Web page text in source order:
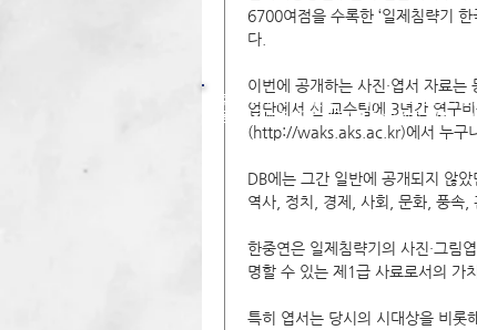
6700여점을 수록한 ‘일제침략기
다.
이번에 공개하는 사진·엽서 자료
업단에서 신 교수팀에 3년간 연구
(http://waks.aks.ac.kr)에서 누구
DB에는 그간 일반에 공개되지 않
역사, 정치, 경제, 사회, 문화, 풍속,
한중연은 일제침략기의 사진·그림
명할 수 있는 제1급 사료로서의 가
특히 엽서는 당시의 시대상을 비롯
주소 : 49236 / 부산광역시 서구 구덕로 225(부민
동아대학교 역사인문이미지연구소 / ​​전화 :